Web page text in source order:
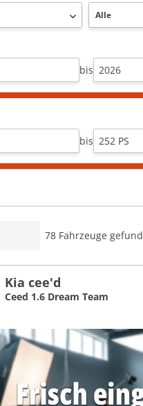
bis
bis
78 Fahrzeuge
Kia cee'd
Ceed 1.6 Dream Team